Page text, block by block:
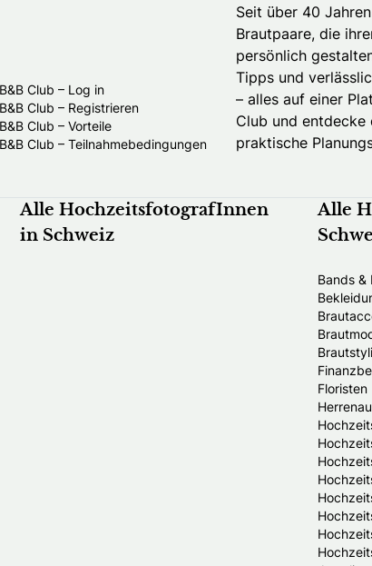
B&B Club – Log in
B&B Club – Registrieren
B&B Club – Vorteile
B&B Club – Teilnahmebedingungen
Seit über 40
Brautpaare, die
persönlich
Tipps und
– alles auf einer
Club und entdecke
praktische
Alle HochzeitsfotografInnen
in Schweiz
Alle
Bands &
Floristen